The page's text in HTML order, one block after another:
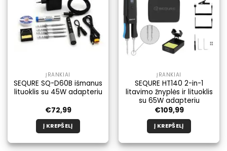
ĮRANKIAI
SEQURE SQ-D60B išmanus
lituoklis su 45W adapteriu
€72,99
Į KREPŠELĮ
ĮRANKIAI
SEQURE HT140 2-in-1
litavimo žnyplės ir lituoklis
su 65W adapteriu
€109,99
Į KREPŠELĮ